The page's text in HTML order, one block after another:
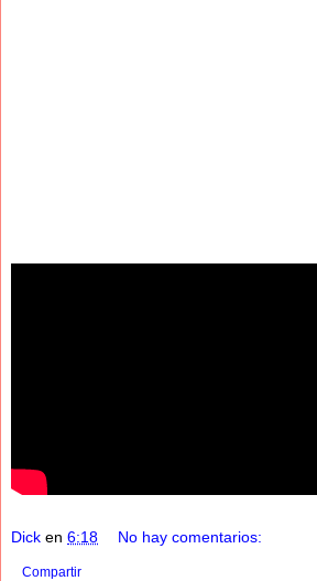
Dick en 6:18 No hay comentarios:
Compartir